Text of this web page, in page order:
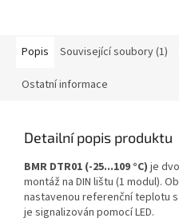
Popis Související soubory (1)
Ostatní informace
Detailní popis produktu
BMR DTR01 (-25...109 °C) je
montáž na DIN lištu (1 modul).
nastavenou referenční teplotu
je signalizován pomocí LED.